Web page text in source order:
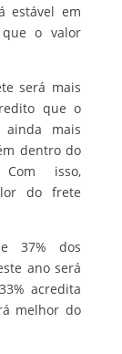
estável em
que o valor
será mais
que o
mais
dentro do
isso,
do frete
37% dos
ano será
acredita
melhor do